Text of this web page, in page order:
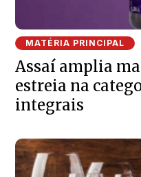
MATÉRIA PRINCIPAL
Assaí amplia
estreia na
integrais